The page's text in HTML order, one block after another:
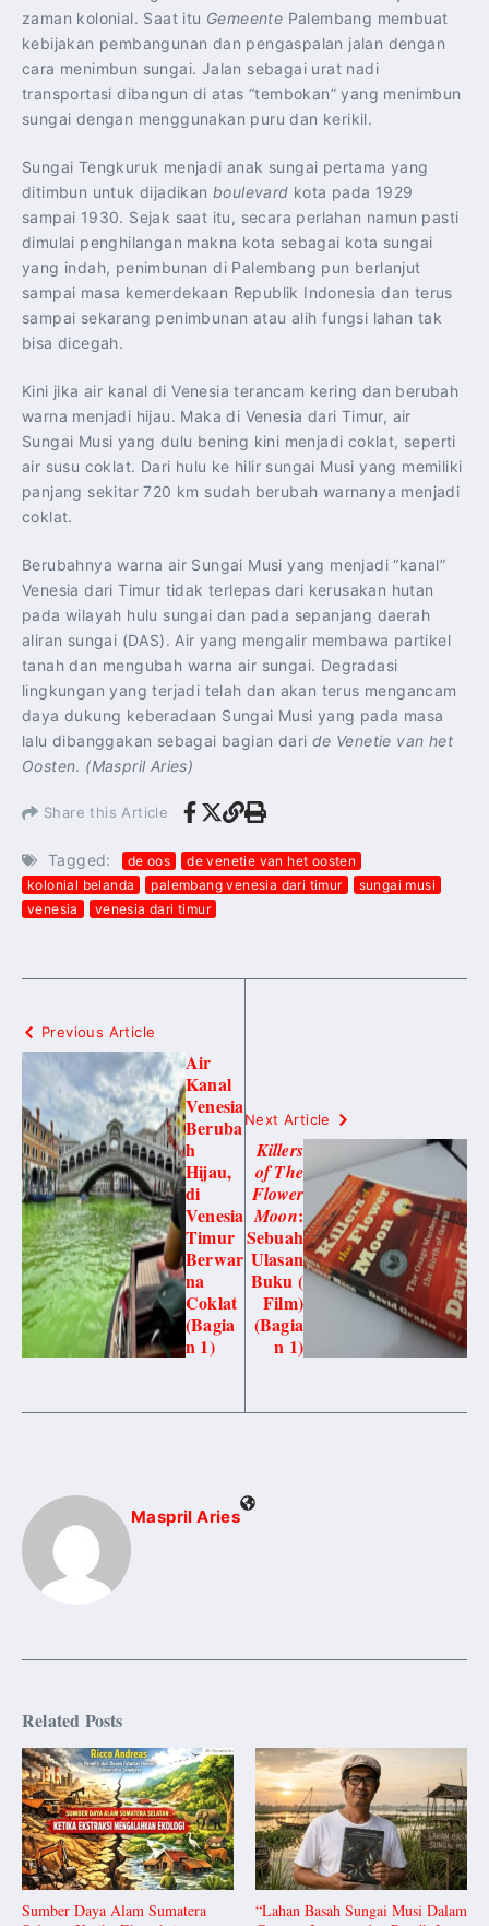
zaman kolonial. Saat itu Gemeente Palembang membuat
kebijakan pembangunan dan pengaspalan jalan dengan
cara menimbun sungai. Jalan sebagai urat nadi
transportasi dibangun di atas “tembokan” yang menimbun
sungai dengan menggunakan puru dan kerikil.
Sungai Tengkuruk menjadi anak sungai pertama yang
ditimbun untuk dijadikan boulevard kota pada 1929
sampai 1930. Sejak saat itu, secara perlahan namun pasti
dimulai penghilangan makna kota sebagai kota sungai
yang indah, penimbunan di Palembang pun berlanjut
sampai masa kemerdekaan Republik Indonesia dan terus
sampai sekarang penimbunan atau alih fungsi lahan tak
bisa dicegah.
Kini jika air kanal di Venesia terancam kering dan berubah
warna menjadi hijau. Maka di Venesia dari Timur, air
Sungai Musi yang dulu bening kini menjadi coklat, seperti
air susu coklat. Dari hulu ke hilir sungai Musi yang memiliki
panjang sekitar 720 km sudah berubah warnanya menjadi
coklat.
Berubahnya warna air Sungai Musi yang menjadi “kanal”
Venesia dari Timur tidak terlepas dari kerusakan hutan
pada wilayah hulu sungai dan pada sepanjang daerah
aliran sungai (DAS). Air yang mengalir membawa partikel
tanah dan mengubah warna air sungai. Degradasi
lingkungan yang terjadi telah dan akan terus mengancam
daya dukung keberadaan Sungai Musi yang pada masa
lalu dibanggakan sebagai bagian dari de Venetie van het
Oosten. (Maspril Aries)
Share this Article
Tagged: de oos
de venetie van het oosten
kolonial belanda
palembang venesia dari timur
sungai musi
venesia
venesia dari timur
Previous Article
Air
Kanal
Venesia
Beruba
h
Hijau,
di
Venesia
Timur
Berwar
na
Coklat
(Bagia
n 1)
Next Article
Killers
of The
Flower
Moon:
Sebuah
Ulasan
Buku (
Film)
(Bagia
n 1)
Maspril Aries
Related Posts
Sumber Daya Alam Sumatera
“Lahan Basah Sungai Musi Dalam